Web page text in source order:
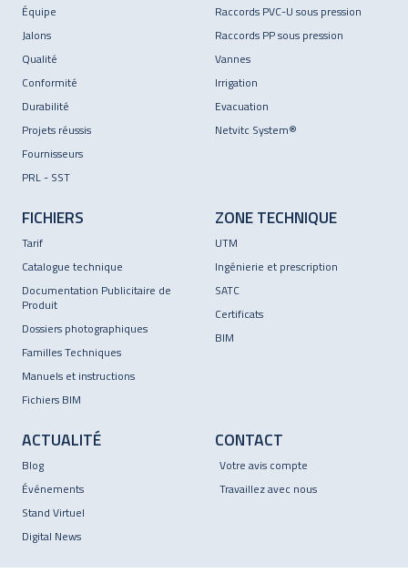
Équipe
Jalons
Qualité
Conformité
Durabilité
Projets réussis
Fournisseurs
PRL - SST
Raccords PVC-U sous pression
Raccords PP sous pression
Vannes
Irrigation
Evacuation
Netvitc System®
FICHIERS
Tarif
Catalogue technique
Documentation Publicitaire de
Produit
Dossiers photographiques
Familles Techniques
Manuels et instructions
Fichiers BIM
ZONE TECHNIQUE
UTM
Ingénierie et prescription
SATC
Certificats
BIM
ACTUALITÉ
Blog
Événements
Stand Virtuel
Digital News
CONTACT
Votre avis compte
Travaillez avec nous